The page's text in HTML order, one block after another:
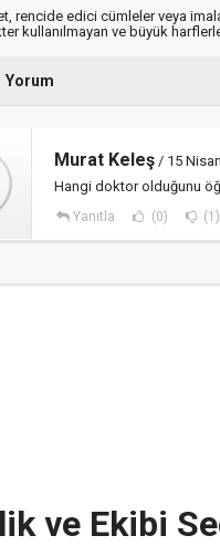
rencide edici cümleler veya
kullanılmayan ve büyük
Yorum
Murat Keleş / 15
Hangi doktor olduğunu
Yanıtla (0) (1)
ve Ekibi